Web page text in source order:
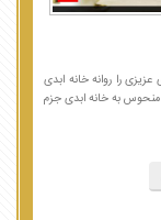
عزیزی را روانه خانه ابدی
منحوس به خانه ابدی جزم